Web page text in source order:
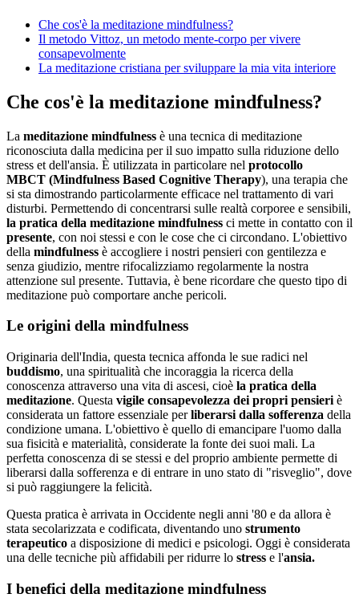
Che cos'è la meditazione mindfulness?
Il metodo Vittoz, un metodo mente-corpo per vivere
consapevolmente
La meditazione cristiana per sviluppare la mia vita interiore
Che cos'è la meditazione mindfulness?
La meditazione mindfulness è una tecnica di meditazione
riconosciuta dalla medicina per il suo impatto sulla riduzione dello
stress et dell'ansia. È utilizzata in particolare nel protocollo
MBCT (Mindfulness Based Cognitive Therapy), una terapia che
si sta dimostrando particolarmente efficace nel trattamento di vari
disturbi. Permettendo di concentrarsi sulle realtà corporee e sensibili,
la pratica della meditazione mindfulness ci mette in contatto con il
presente, con noi stessi e con le cose che ci circondano. L'obiettivo
della mindfulness è accogliere i nostri pensieri con gentilezza e
senza giudizio, mentre rifocalizziamo regolarmente la nostra
attenzione sul presente. Tuttavia, è bene ricordare che questo tipo di
meditazione può comportare anche pericoli.
Le origini della mindfulness
Originaria dell'India, questa tecnica affonda le sue radici nel
buddismo, una spiritualità che incoraggia la ricerca della
conoscenza attraverso una vita di ascesi, cioè la pratica della
meditazione. Questa vigile consapevolezza dei propri pensieri è
considerata un fattore essenziale perliberarsi dalla sofferenza della
condizione umana. L'obiettivo è quello di emancipare l'uomo dalla
sua fisicità e materialità, considerate la fonte dei suoi mali. La
perfetta conoscenza di se stessi e del proprio ambiente permette di
liberarsi dalla sofferenza e di entrare in uno stato di "risveglio", dove
si può raggiungere la felicità.
Questa pratica è arrivata in Occidente negli anni '80 e da allora è
stata secolarizzata e codificata, diventando uno strumento
terapeutico a disposizione di medici e psicologi. Oggi è considerata
una delle tecniche più affidabili per ridurre lo stress e l'ansia.
I benefici della meditazione mindfulness